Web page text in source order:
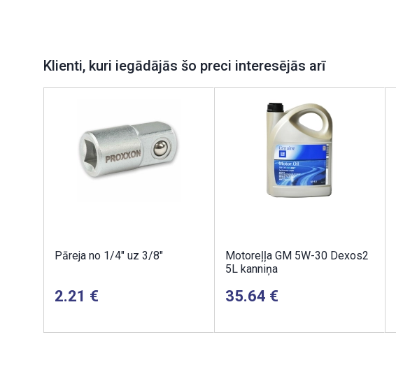
Klienti, kuri iegādājās šo preci interesējās arī
Pāreja no 1/4" uz 3/8"
2.21
Motoreļļa GM 5W-30 Dexos2
5L kanniņa
35.64